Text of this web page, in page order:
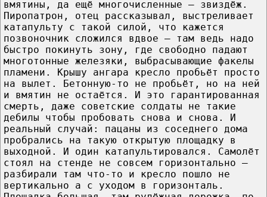
вмятины, да ещё многочисленные — звиздёж.
Пиропатрон, отец рассказывал, выстреливает
катапульту с такой силой, что кажется
позвоночник сложился вдвое — там ведь надо
быстро покинуть зону, где свободно падают
многотонные железяки, выбрасывающие факелы
пламени. Крышу ангара кресло пробьёт просто
на вылет. Бетонную-то не пробьёт, но на ней
и вмятин не остаётся. И это гарантированная
смерть, даже советские солдаты не такие
дебилы чтобы пробовать снова и снова. И
реальный случай: пацаны из соседнего дома
пробрались на такую открытую площадку в
выходной. И один катапультировался. Самолёт
стоял на стенде не совсем горизонтально —
разбирали там что-то и кресло пошло не
вертикально а с уходом в горизонталь.